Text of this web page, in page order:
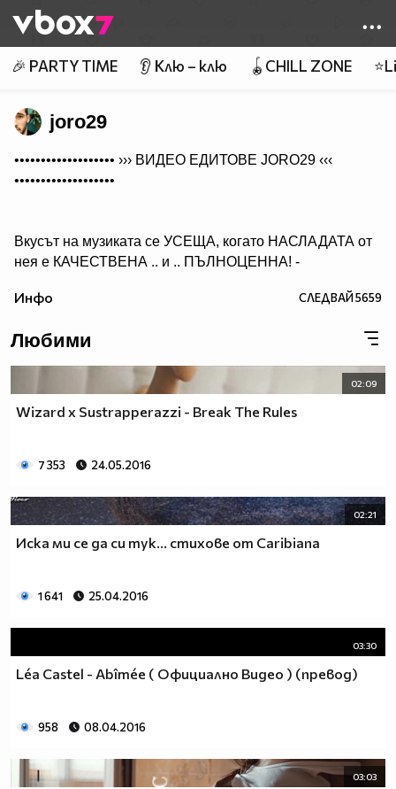
👾
🎉 PARTY TIME 👂 Клю – клю 🪀CHILL ZONE
joro29
••••••••••••••••••• ››› ВИДЕО ЕДИТОВЕ JORO29 ‹‹‹
•••••••••••••••••••
Вкусът на музиката се УСЕЩА, когато НАСЛАДАТА от
нея е КАЧЕСТВЕНА .. и .. ПЪЛНОЦЕННА! -
( ако желаеш да получиш нещо, което ще слушаш с
Инфо СЛЕДВАЙ5659
Любими
02:09
Wizard x Sustrapperazzi - Break The Rules
7 353 24.05.2016
02:21
Иска ми се да си тук... стихове от Caribiana
1 641 25.04.2016
03:30
Léa Castel - Abîmée ( Официално Видео ) (превод)
958 08.04.2016
03:03